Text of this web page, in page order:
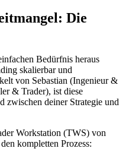
Die
Bedürfnis heraus
skalierbar und
von Sebastian (Ingenieur &
& Trader), ist diese
zwischen deiner Strategie und
Workstation (TWS) von
kompletten Prozess: